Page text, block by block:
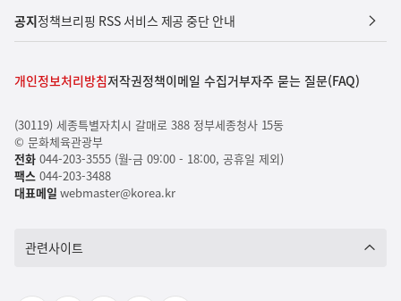
공지정책브리핑 RSS 서비스 제공 중단 안내
개인정보처리방침저작권정책이메일 수집거부자주 묻는 질문(FAQ)
(30119) 세종특별자치시 갈매로 388 정부세종청사 15동
© 문화체육관광부
전화044-203-3555 (월-금 09:00 - 18:00, 공휴일 제외)
팩스044-203-3488
대표메일 webmaster@korea.kr
관련사이트